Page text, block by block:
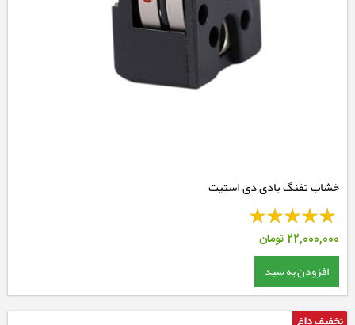
خشاب تفنگ بادی دی استیت
22,000,000تومان
افزودن به سبد